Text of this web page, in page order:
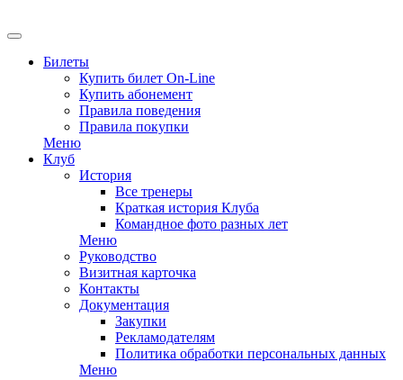
Билеты
Купить билет On-Line
Купить абонемент
Правила поведения
Правила покупки
Меню
Клуб
История
Все тренеры
Краткая история Клуба
Командное фото разных лет
Меню
Руководство
Визитная карточка
Контакты
Документация
Закупки
Рекламодателям
Политика обработки персональных данных
Меню